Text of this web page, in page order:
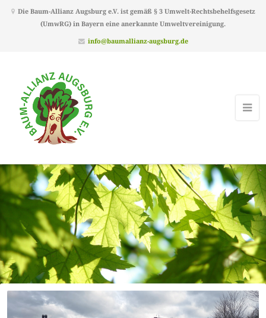
Die Baum-Allianz Augsburg e.V. ist gemäß § 3 Umwelt-Rechtsbehelfsgesetz
(UmwRG) in Bayern eine anerkannte Umweltvereinigung.
info@baumallianz-augsburg.de